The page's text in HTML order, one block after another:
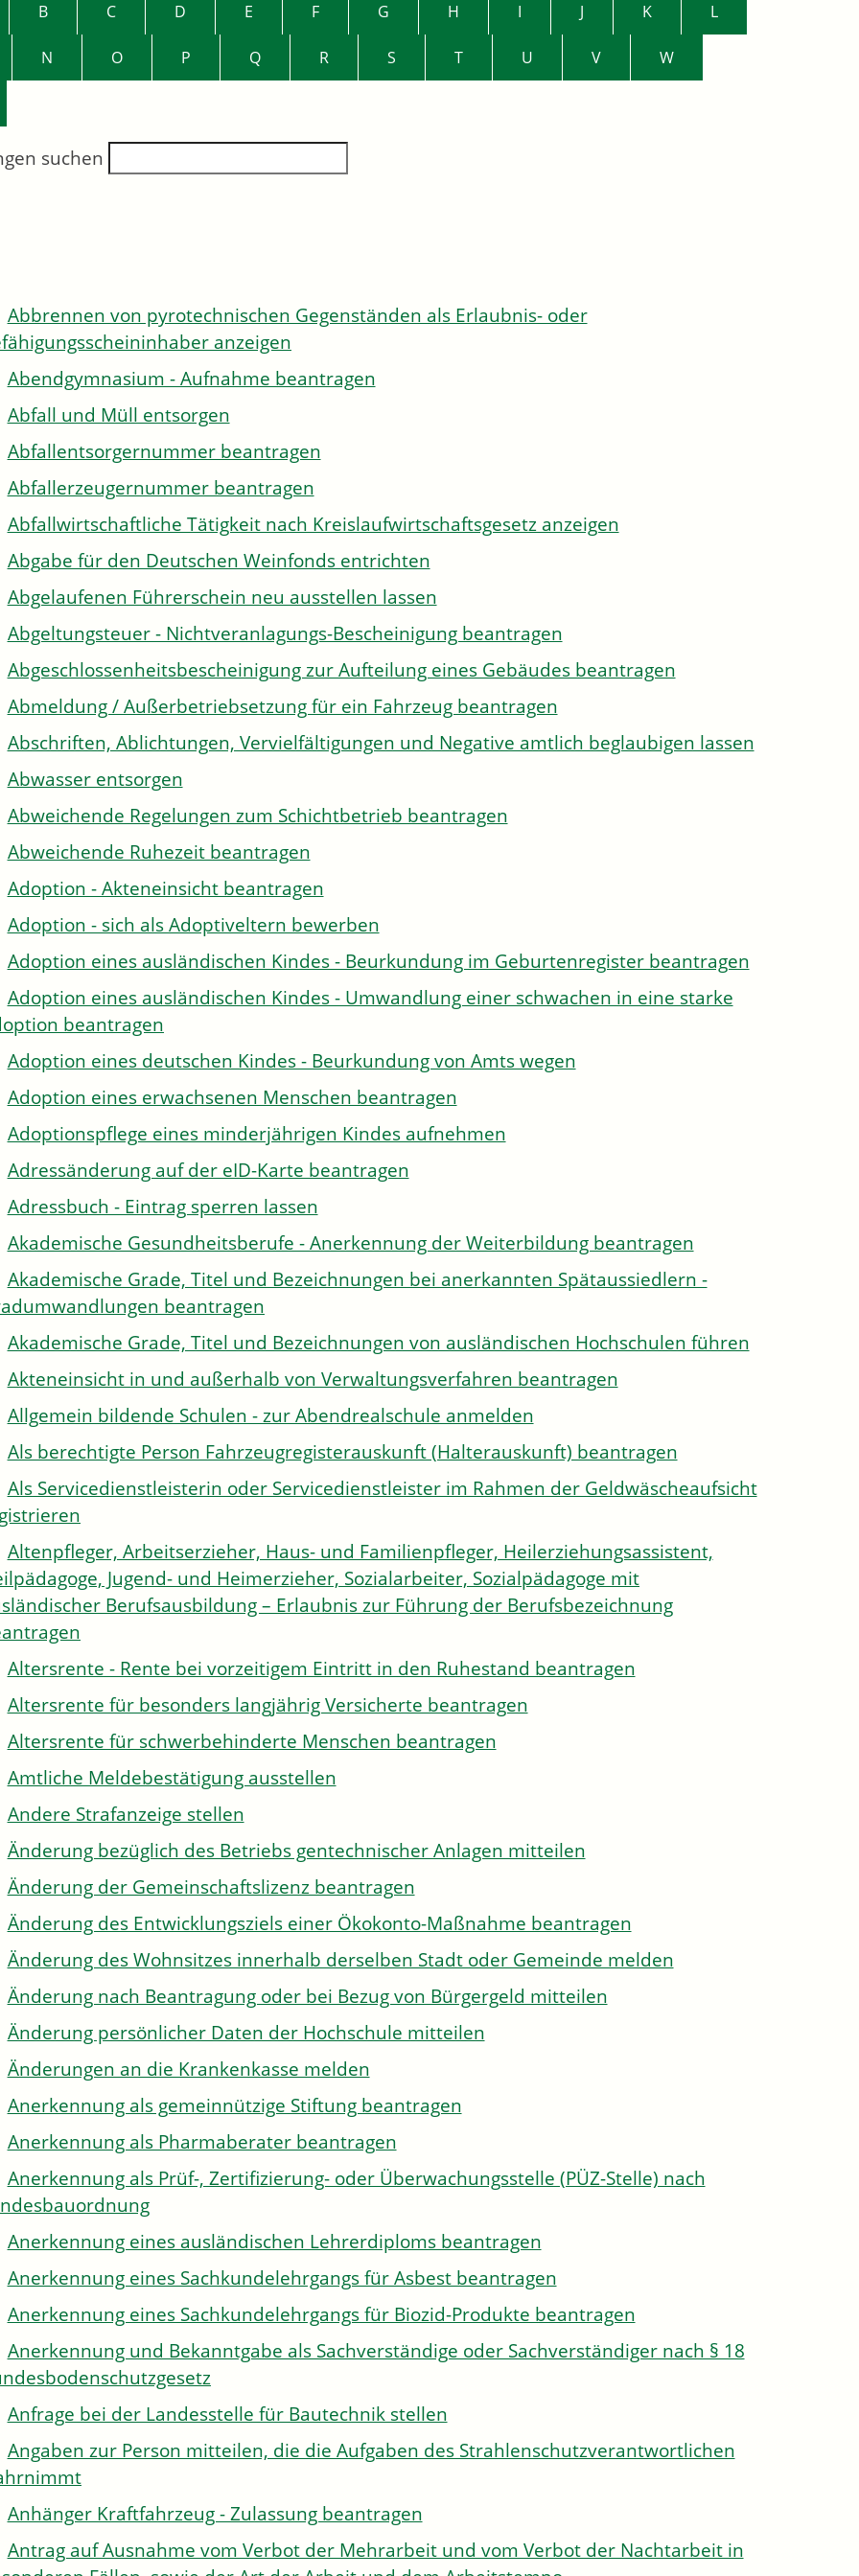
B C D E F G H I J K L
N O P Q R S T U V W
suchen
Abbrennen von pyrotechnischen Gegenständen als Erlaubnis- oder
anzeigen
Abendgymnasium - Aufnahme beantragen
Abfall und Müll entsorgen
Abfallentsorgernummer beantragen
Abfallerzeugernummer beantragen
Abfallwirtschaftliche Tätigkeit nach Kreislaufwirtschaftsgesetz anzeigen
Abgabe für den Deutschen Weinfonds entrichten
Abgelaufenen Führerschein neu ausstellen lassen
Abgeltungsteuer - Nichtveranlagungs-Bescheinigung beantragen
Abgeschlossenheitsbescheinigung zur Aufteilung eines Gebäudes beantragen
Abmeldung / Außerbetriebsetzung für ein Fahrzeug beantragen
Abschriften, Ablichtungen, Vervielfältigungen und Negative amtlich beglaubigen lassen
Abwasser entsorgen
Abweichende Regelungen zum Schichtbetrieb beantragen
Abweichende Ruhezeit beantragen
Adoption - Akteneinsicht beantragen
Adoption - sich als Adoptiveltern bewerben
Adoption eines ausländischen Kindes - Beurkundung im Geburtenregister beantragen
Adoption eines ausländischen Kindes - Umwandlung einer schwachen in eine starke
beantragen
Adoption eines deutschen Kindes - Beurkundung von Amts wegen
Adoption eines erwachsenen Menschen beantragen
Adoptionspflege eines minderjährigen Kindes aufnehmen
Adressänderung auf der eID-Karte beantragen
Adressbuch - Eintrag sperren lassen
Akademische Gesundheitsberufe - Anerkennung der Weiterbildung beantragen
Akademische Grade, Titel und Bezeichnungen bei anerkannten Spätaussiedlern -
beantragen
Akademische Grade, Titel und Bezeichnungen von ausländischen Hochschulen führen
Akteneinsicht in und außerhalb von Verwaltungsverfahren beantragen
Allgemein bildende Schulen - zur Abendrealschule anmelden
Als berechtigte Person Fahrzeugregisterauskunft (Halterauskunft) beantragen
Als Servicedienstleisterin oder Servicedienstleister im Rahmen der Geldwäscheaufsicht
Altenpfleger, Arbeitserzieher, Haus- und Familienpfleger, Heilerziehungsassistent,
Jugend- und Heimerzieher, Sozialarbeiter, Sozialpädagoge mit
Berufsausbildung – Erlaubnis zur Führung der Berufsbezeichnung
Altersrente - Rente bei vorzeitigem Eintritt in den Ruhestand beantragen
Altersrente für besonders langjährig Versicherte beantragen
Altersrente für schwerbehinderte Menschen beantragen
Amtliche Meldebestätigung ausstellen
Andere Strafanzeige stellen
Änderung bezüglich des Betriebs gentechnischer Anlagen mitteilen
Änderung der Gemeinschaftslizenz beantragen
Änderung des Entwicklungsziels einer Ökokonto-Maßnahme beantragen
Änderung des Wohnsitzes innerhalb derselben Stadt oder Gemeinde melden
Änderung nach Beantragung oder bei Bezug von Bürgergeld mitteilen
Änderung persönlicher Daten der Hochschule mitteilen
Änderungen an die Krankenkasse melden
Anerkennung als gemeinnützige Stiftung beantragen
Anerkennung als Pharmaberater beantragen
Anerkennung als Prüf-, Zertifizierung- oder Überwachungsstelle (PÜZ-Stelle) nach
Anerkennung eines ausländischen Lehrerdiploms beantragen
Anerkennung eines Sachkundelehrgangs für Asbest beantragen
Anerkennung eines Sachkundelehrgangs für Biozid-Produkte beantragen
Anerkennung und Bekanntgabe als Sachverständige oder Sachverständiger nach § 18
Anfrage bei der Landesstelle für Bautechnik stellen
Angaben zur Person mitteilen, die die Aufgaben des Strahlenschutzverantwortlichen
Anhänger Kraftfahrzeug - Zulassung beantragen
Antrag auf Ausnahme vom Verbot der Mehrarbeit und vom Verbot der Nachtarbeit in